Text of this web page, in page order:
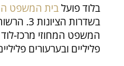
בלוד פועלבית המשפט
בשדרות
המשפט המחוזי מרכז-לוד
פליליים ובערעורים